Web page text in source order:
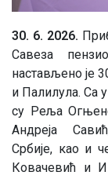
30. 6. 2026.
Савеза
настављено је
и Палилула. Са
су Реља
Андреја
Србије, као и
Ковачевић и